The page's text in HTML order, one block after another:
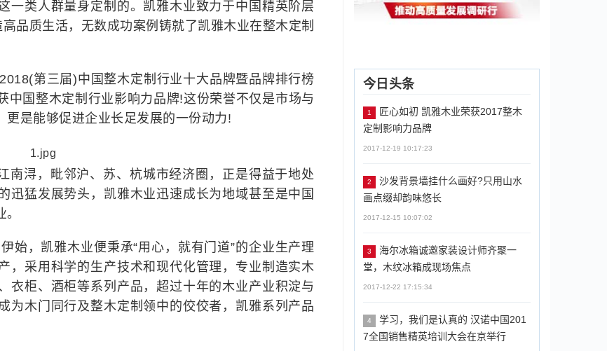
一类人群量身定制的。凯雅木业致力于中国精英阶层
品质生活，无数成功案例铸就了凯雅木业在整木定制
第三届)中国整木定制行业十大品牌暨品牌排行榜
中国整木定制行业影响力品牌!这份荣誉不仅是市场与
是能够促进企业长足发展的一份动力!
浔，毗邻沪、苏、杭城市经济圈，正是得益于地处
迅猛发展势头，凯雅木业迅速成长为地域甚至是中国
始，凯雅木业便秉承“用心，就有门道”的企业生产理
，采用科学的生产技术和现代化管理，专业制造实木
衣柜、酒柜等系列产品，超过十年的木业产业积淀与
为木门同行及整木定制领中的佼佼者，凯雅系列产品
今日头条
1
匠心如初 凯雅木业荣获2017整木
定制影响力品牌
2017-12-19 10:17:23
2
沙发背景墙挂什么画好?只用山水
画点缀却韵味悠长
2017-12-15 10:07:02
3
海尔冰箱诚邀家装设计师齐聚一
堂，木纹冰箱成现场焦点
2017-12-22 17:15:34
4
学习，我们是认真的 汉诺中国201
7全国销售精英培训大会在京举行